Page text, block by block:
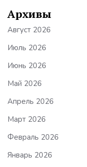
Архивы
Август 2026
Июль 2026
Июнь 2026
Май 2026
Апрель 2026
Март 2026
Февраль 2026
Январь 2026